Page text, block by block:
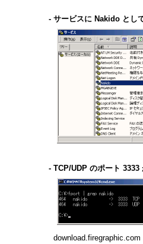
- サービスに Nakido とし
- TCP/UDP のポート 3333
download.firegraphic.com